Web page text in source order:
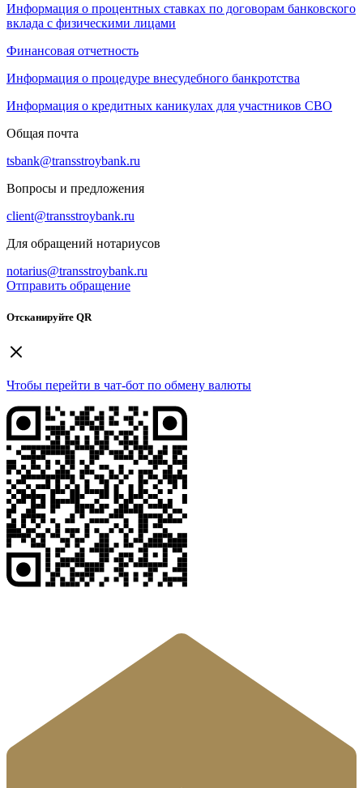
Информация о процентных ставках по договорам банковского
вклада с физическими лицами
Финансовая отчетность
Информация о процедуре внесудебного банкротства
Информация о кредитных каникулах для участников СВО
Общая почта
tsbank@transstroybank.ru
Вопросы и предложения
client@transstroybank.ru
Для обращений нотариусов
notarius@transstroybank.ru
Отправить обращение
Отсканируйте QR
Чтобы перейти в чат-бот по обмену валюты